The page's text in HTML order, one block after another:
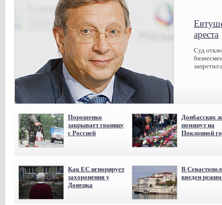
ареста
Суд
запретил
Порошенко
закрывает границу
с Россией
Донбасских
помянут на
Поклонной
Как ЕС игнорирует
захоронения у
Донецка
В
введен